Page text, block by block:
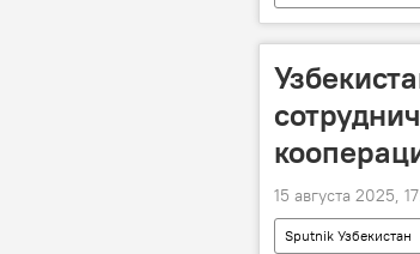
15 августа 2025,
Sputnik Узбекистан